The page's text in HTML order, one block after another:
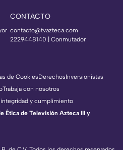
CONTACTO
contacto@tvazteca.com
2229448140 | Conmutador
de CookiesDerechosInversionistas
Trabaja con nosotros
integridad y cumplimiento
Ética de Televisión Azteca III y